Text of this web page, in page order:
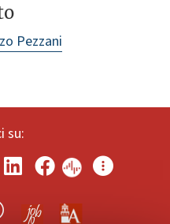
Pezzani
su: